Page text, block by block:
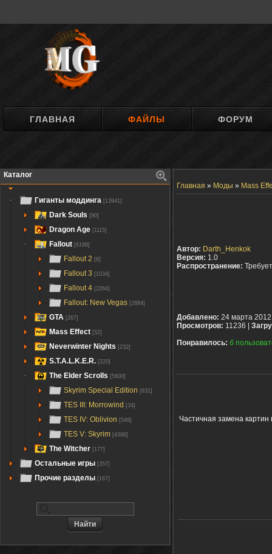
ГЛАВНАЯ ФАЙЛЫ ФОРУМ
Каталог
Гиганты моддинга [13941]
Dark Souls [90]
Dragon Age [1115]
Fallout [6188]
Fallout 2 [6]
Fallout 3 [1034]
Fallout 4 [2264]
Fallout: New Vegas [2884]
GTA [267]
Mass Effect [52]
Neverwinter Nights [232]
S.T.A.L.K.E.R. [220]
The Elder Scrolls [5600]
Skyrim Special Edition [631]
TES III: Morrowind [34]
TES IV: Oblivion [549]
TES V: Skyrim [4386]
The Witcher [177]
Остальные игры [357]
Прочие разделы [167]
Главная » Моды » Mass
Автор: Darth_Henkok
Версия: 1.0
Распространение:
Добавлено: 24 марта 2012
Просмотров: 11236 |
Понравилось: 6
Частичная замена